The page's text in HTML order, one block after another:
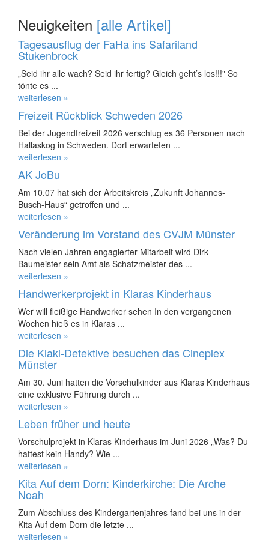
Neuigkeiten [alle Artikel]
Tagesausflug der FaHa ins Safariland
Stukenbrock
„Seid ihr alle wach? Seid ihr fertig? Gleich geht’s los!!!" So
tönte es ...
weiterlesen »
Freizeit Rückblick Schweden 2026
Bei der Jugendfreizeit 2026 verschlug es 36 Personen nach
Hallaskog in Schweden. Dort erwarteten ...
weiterlesen »
AK JoBu
Am 10.07 hat sich der Arbeitskreis „Zukunft Johannes-
Busch-Haus“ getroffen und ...
weiterlesen »
Veränderung im Vorstand des CVJM Münster
Nach vielen Jahren engagierter Mitarbeit wird Dirk
Baumeister sein Amt als Schatzmeister des ...
weiterlesen »
Handwerkerprojekt in Klaras Kinderhaus
Wer will fleißige Handwerker sehen In den vergangenen
Wochen hieß es in Klaras ...
weiterlesen »
Die Klaki-Detektive besuchen das Cineplex
Münster
Am 30. Juni hatten die Vorschulkinder aus Klaras Kinderhaus
eine exklusive Führung durch ...
weiterlesen »
Leben früher und heute
Vorschulprojekt in Klaras Kinderhaus im Juni 2026 „Was? Du
hattest kein Handy? Wie ...
weiterlesen »
Kita Auf dem Dorn: Kinderkirche: Die Arche
Noah
Zum Abschluss des Kindergartenjahres fand bei uns in der
Kita Auf dem Dorn die letzte ...
weiterlesen »